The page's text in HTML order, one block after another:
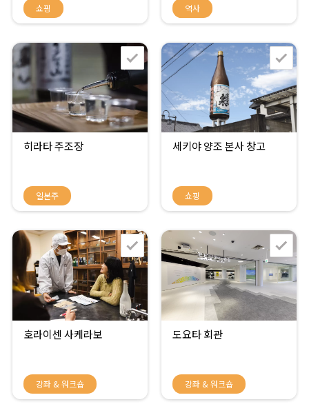
쇼핑 역사
히라타 주조장
일본주
세키야 양조 본사 창고
쇼핑
호라이센 사케라보
강좌 & 워크숍
도요타 회관
강좌 & 워크숍